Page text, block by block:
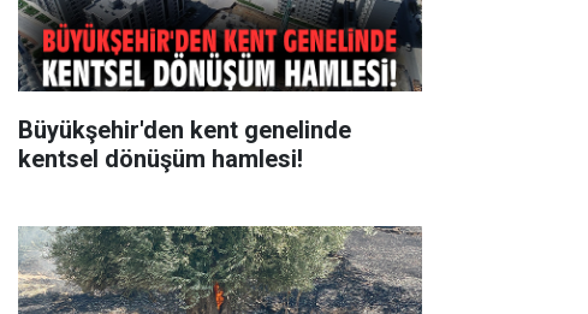
Büyükşehir'den kent genelinde
kentsel dönüşüm hamlesi!